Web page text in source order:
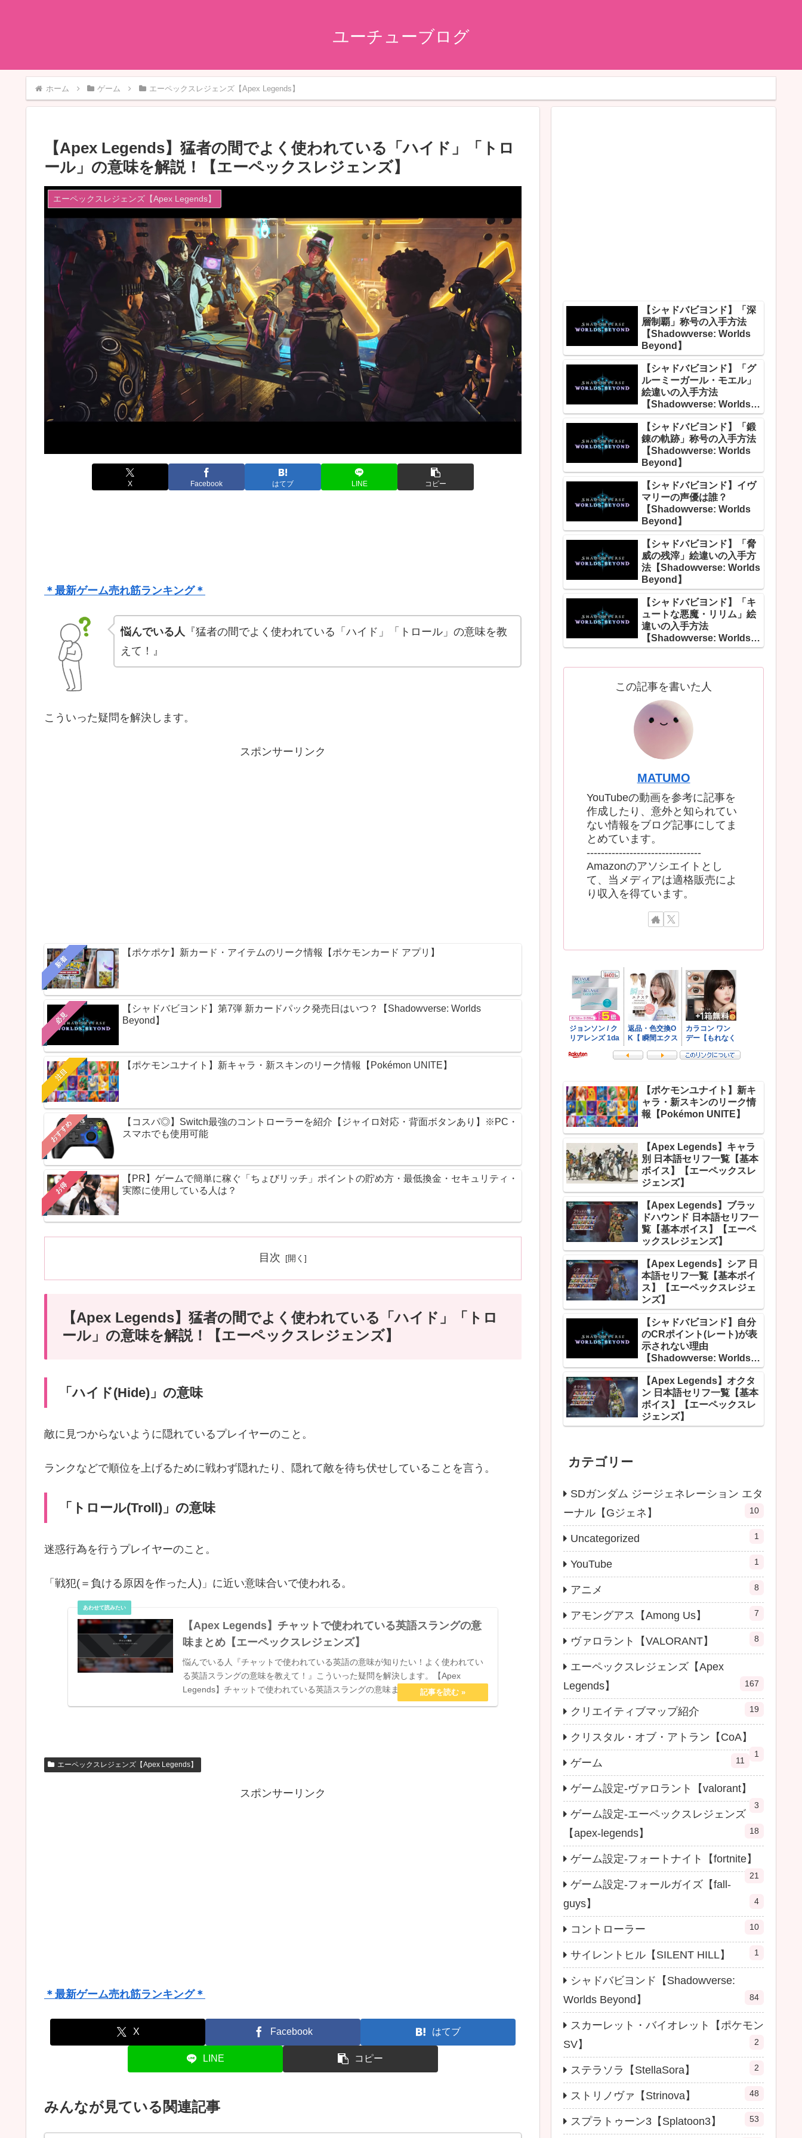
ユーチューブログ
ホーム ゲーム エーペックスレジェンズ【Apex Legends】
【Apex Legends】猛者の間でよく使われている「ハイド」「トロ
ール」の意味を解説！【エーペックスレジェンズ】
エーペックスレジェンズ【Apex Legends】
X Facebook はてブ LINE コピー
＊最新ゲーム売れ筋ランキング＊
悩んでいる人 『猛者の間でよく使われている「ハイド」「トロール」の意味を教
えて！』
こういった疑問を解決します。
スポンサーリンク
新着
【ポケポケ】新カード・アイテムのリーク情報【ポケモンカード アプリ】
必見
【シャドバビヨンド】第7弾 新カードパック発売日はいつ？【Shadowverse: Worlds
Beyond】
注目
【ポケモンユナイト】新キャラ・新スキンのリーク情報【Pokémon UNITE】
おすすめ
【コスパ◎】Switch最強のコントローラーを紹介【ジャイロ対応・背面ボタンあり】※PC・
スマホでも使用可能
お得
【PR】ゲームで簡単に稼ぐ「ちょびリッチ」ポイントの貯め方・最低換金・セキュリティ・
実際に使用している人は？
目次
【Apex Legends】猛者の間でよく使われている「ハイド」「トロ
ール」の意味を解説！【エーペックスレジェンズ】
「ハイド(Hide)」の意味
敵に見つからないように隠れているプレイヤーのこと。
ランクなどで順位を上げるために戦わず隠れたり、隠れて敵を待ち伏せしていることを言う。
「トロール(Troll)」の意味
迷惑行為を行うプレイヤーのこと。
「戦犯(＝負ける原因を作った人)」に近い意味合いで使われる。
【Apex Legends】チャットで使われている英語スラングの意
味まとめ【エーペックスレジェンズ】
悩んでいる人『チャットで使われている英語の意味が知りたい！よく使われてい
る英語スラングの意味を教えて！』こういった疑問を解決します。【Apex
Legends】チャットで使われている英語スラングの意味まとめ【エーペックスレ
エーペックスレジェンズ【Apex Legends】
スポンサーリンク
＊最新ゲーム売れ筋ランキング＊
X Facebook はてブ
LINE コピー
みんなが見ている関連記事
【シャドバビヨンド】「深
層制覇」称号の入手方法
【Shadowverse: Worlds
Beyond】
【シャドバビヨンド】「グ
ルーミーガール・モエル」
絵違いの入手方法
【Shadowverse: Worlds
Beyond】
【シャドバビヨンド】「鍛
錬の軌跡」称号の入手方法
【Shadowverse: Worlds
Beyond】
【シャドバビヨンド】イヴ
マリーの声優は誰？
【Shadowverse: Worlds
Beyond】
【シャドバビヨンド】「脅
威の残滓」絵違いの入手方
法【Shadowverse: Worlds
Beyond】
【シャドバビヨンド】「キ
ュートな悪魔・リリム」絵
違いの入手方法
【Shadowverse: Worlds
Beyond】
この記事を書いた人
MATUMO
YouTubeの動画を参考に記事を
作成したり、意外と知られてい
ない情報をブログ記事にしてま
とめています。
--------------------------------
Amazonのアソシエイトとし
て、当メディアは適格販売によ
り収入を得ています。
【ポケモンユナイト】新キ
ャラ・新スキンのリーク情
報【Pokémon UNITE】
【Apex Legends】キャラ
別 日本語セリフ一覧【基本
ボイス】【エーペックスレ
ジェンズ】
【Apex Legends】ブラッ
ドハウンド 日本語セリフ一
覧【基本ボイス】【エーペ
ックスレジェンズ】
【Apex Legends】シア 日
本語セリフ一覧【基本ボイ
ス】【エーペックスレジェ
ンズ】
【シャドバビヨンド】自分
のCRポイント(レート)が表
示されない理由
【Shadowverse: Worlds
Beyond】
【Apex Legends】オクタ
ン 日本語セリフ一覧【基本
ボイス】【エーペックスレ
ジェンズ】
カテゴリー
SDガンダム ジージェネレーション エタ
ーナル【Gジェネ】
10
Uncategorized 1
YouTube 1
アニメ 8
アモングアス【Among Us】 7
ヴァロラント【VALORANT】 8
エーペックスレジェンズ【Apex
Legends】
167
クリエイティブマップ紹介 19
クリスタル・オブ・アトラン【CoA】
1
ゲーム 11
ゲーム設定-ヴァロラント【valorant】
3
ゲーム設定-エーペックスレジェンズ
【apex-legends】
18
ゲーム設定-フォートナイト【fortnite】
21
ゲーム設定-フォールガイズ【fall-
guys】
4
コントローラー 10
サイレントヒル【SILENT HILL】 1
シャドバビヨンド【Shadowverse:
Worlds Beyond】
84
スカーレット・バイオレット【ポケモン
SV】
2
ステラソラ【StellaSora】 2
ストリノヴァ【Strinova】 48
スプラトゥーン3【Splatoon3】 53